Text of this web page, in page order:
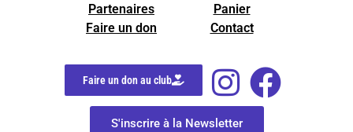
Partenaires
Faire un don
Panier
Contact
Faire un don au club
S'inscrire à la Newsletter